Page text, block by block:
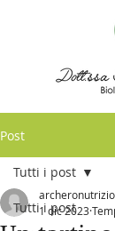
Post
Tutti i post
Tutti i post
1 dic 2023